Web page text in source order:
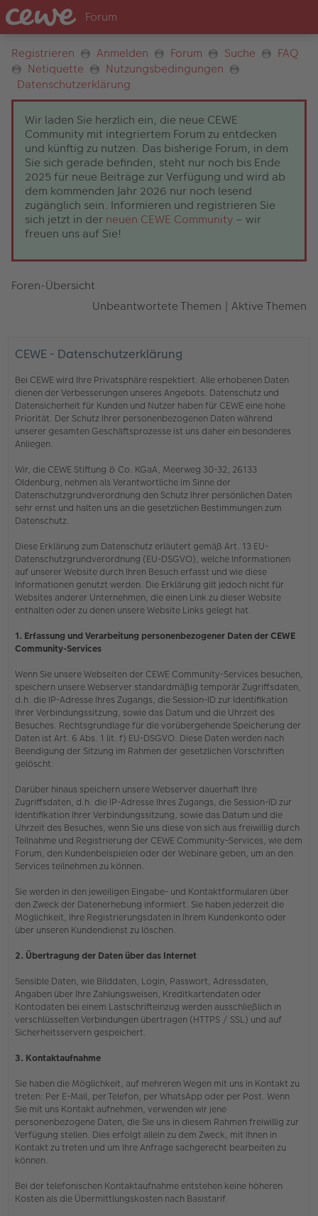
Registrieren Anmelden Forum Suche
FAQ
Netiquette
Nutzungsbedingungen
Datenschutzerklärung
Wir laden Sie herzlich ein, die neue CEWE
Community mit integriertem Forum zu entdecken
und künftig zu nutzen. Das bisherige Forum, in dem
Sie sich gerade befinden, steht nur noch bis Ende
2025 für neue Beiträge zur Verfügung und wird ab
dem kommenden Jahr 2026 nur noch lesend
zugänglich sein. Informieren und registrieren Sie
sich jetzt in der neuen CEWE Community – wir
freuen uns auf Sie!
Foren-Übersicht
Unbeantwortete Themen | Aktive Themen
CEWE - Datenschutzerklärung
Bei CEWE wird Ihre Privatsphäre respektiert. Alle erhobenen Daten
dienen der Verbesserungen unseres Angebots. Datenschutz und
Datensicherheit für Kunden und Nutzer haben für CEWE eine hohe
Priorität. Der Schutz Ihrer personenbezogenen Daten während
unserer gesamten Geschäftsprozesse ist uns daher ein besonderes
Anliegen.
Wir, die CEWE Stiftung & Co. KGaA, Meerweg 30-32, 26133
Oldenburg, nehmen als Verantwortliche im Sinne der
Datenschutzgrundverordnung den Schutz Ihrer persönlichen Daten
sehr ernst und halten uns an die gesetzlichen Bestimmungen zum
Datenschutz.
Diese Erklärung zum Datenschutz erläutert gemäß Art. 13 EU-
Datenschutzgrundverordnung (EU-DSGVO), welche Informationen
auf unserer Website durch Ihren Besuch erfasst und wie diese
Informationen genutzt werden. Die Erklärung gilt jedoch nicht für
Websites anderer Unternehmen, die einen Link zu dieser Website
enthalten oder zu denen unsere Website Links gelegt hat.
1. Erfassung und Verarbeitung personenbezogener Daten der CEWE
Community-Services
Wenn Sie unsere Webseiten der CEWE Community-Services besuchen,
speichern unsere Webserver standardmäßig temporär Zugriffsdaten,
d.h. die IP-Adresse Ihres Zugangs, die Session-ID zur Identifikation
Ihrer Verbindungssitzung, sowie das Datum und die Uhrzeit des
Besuches. Rechtsgrundlage für die vorübergehende Speicherung der
Daten ist Art. 6 Abs. 1 lit. f) EU-DSGVO. Diese Daten werden nach
Beendigung der Sitzung im Rahmen der gesetzlichen Vorschriften
gelöscht.
Darüber hinaus speichern unsere Webserver dauerhaft Ihre
Zugriffsdaten, d.h. die IP-Adresse Ihres Zugangs, die Session-ID zur
Identifikation Ihrer Verbindungssitzung, sowie das Datum und die
Uhrzeit des Besuches, wenn Sie uns diese von sich aus freiwillig durch
Teilnahme und Registrierung der CEWE Community-Services, wie dem
Forum, den Kundenbeispielen oder der Webinare geben, um an den
Services teilnehmen zu können.
Sie werden in den jeweiligen Eingabe- und Kontaktformularen über
den Zweck der Datenerhebung informiert. Sie haben jederzeit die
Möglichkeit, Ihre Registrierungsdaten in Ihrem Kundenkonto oder
über unseren Kundendienst zu löschen.
2. Übertragung der Daten über das Internet
Sensible Daten, wie Bilddaten, Login, Passwort, Adressdaten,
Angaben über Ihre Zahlungsweisen, Kreditkartendaten oder
Kontodaten bei einem Lastschrifteinzug werden ausschließlich in
verschlüsselten Verbindungen übertragen (HTTPS / SSL) und auf
Sicherheitsservern gespeichert.
3. Kontaktaufnahme
Sie haben die Möglichkeit, auf mehreren Wegen mit uns in Kontakt zu
treten: Per E-Mail, per Telefon, per WhatsApp oder per Post. Wenn
Sie mit uns Kontakt aufnehmen, verwenden wir jene
personenbezogene Daten, die Sie uns in diesem Rahmen freiwillig zur
Verfügung stellen. Dies erfolgt allein zu dem Zweck, mit Ihnen in
Kontakt zu treten und um Ihre Anfrage sachgerecht bearbeiten zu
können.
Bei der telefonischen Kontaktaufnahme entstehen keine höheren
Kosten als die Übermittlungskosten nach Basistarif.